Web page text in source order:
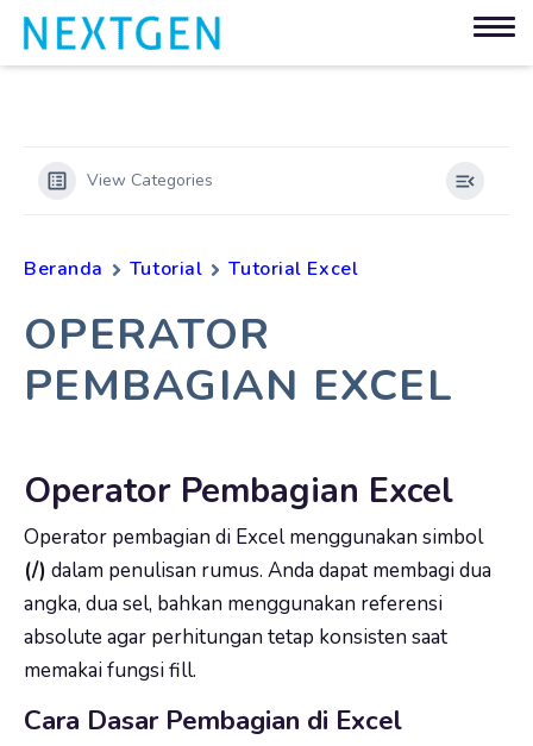
View Categories
Beranda Tutorial Tutorial Excel
OPERATOR
PEMBAGIAN EXCEL
Operator Pembagian Excel
Operator pembagian di Excel menggunakan simbol
(/) dalam penulisan rumus. Anda dapat membagi dua
angka, dua sel, bahkan menggunakan referensi
absolute agar perhitungan tetap konsisten saat
memakai fungsi fill.
Cara Dasar Pembagian di Excel